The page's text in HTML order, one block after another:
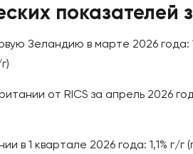
показателей
Зеландию в марте 2026 года:
от RICS за апрель 2026
в 1 квартале 2026 года: 1,1% г/г